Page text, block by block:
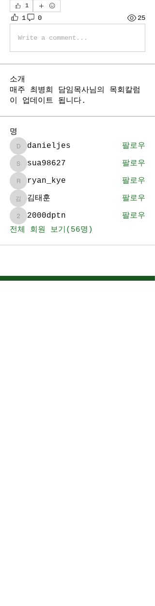
1
1 0 25
Write a comment...
소개
매주 최병희 담임목사님의 목회칼럼
이 업데이트 됩니다.
명
danieljes
danieljes 팔로우
sua98627
sua98627 팔로우
ryan_kye
ryan_kye 팔로우
김태훈김태훈 팔로우
2000dptn
2000dptn
팔로우
전체 회원 보기(56명)